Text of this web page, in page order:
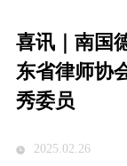
喜讯｜南国
东省律师协
秀委员
2025.02.26